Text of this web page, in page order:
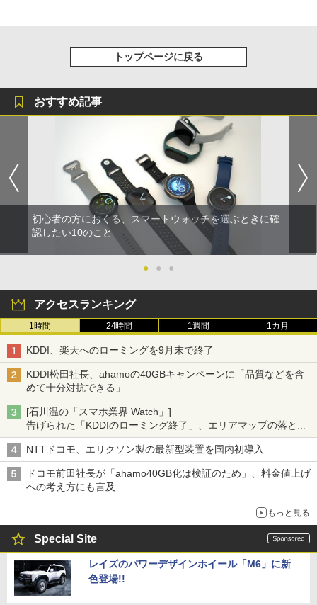
トップページに戻る
おすすめ記事
初心者の方におくる、スマートウォッチを選ぶときに確
認したい10のこと
● ● ●
アクセスランキング
1時間 24時間 1週間 1カ月
KDDI、楽天へのローミングを9月末で終了
KDDI松田社長、ahamoの40GBキャンペーンに「品質などを含
めて十分対抗できる」
[石川温の「スマホ業界 Watch」]
告げられた「KDDIのローミング終了」、エリアマップの落とし
穴と楽天モバイルの課題
NTTドコモ、エリクソン製の最新型装置を国内初導入
ドコモ前田社長が「ahamo40GB化は検証のため」、料金値上げ
への考え方にも言及
もっと見る
Special Site
レイズのパワーデザインホイール「M6」に新
色登場!!